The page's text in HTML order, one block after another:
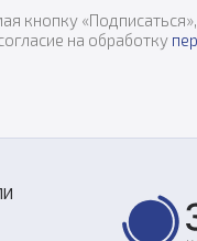
кнопку
на обработку